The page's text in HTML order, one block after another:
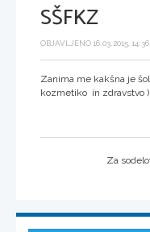
SŠFKZ
OBJAVLJENO 16.03.2015,
Zanima me kakšna je
kozmetiko in zdravstvo
Za